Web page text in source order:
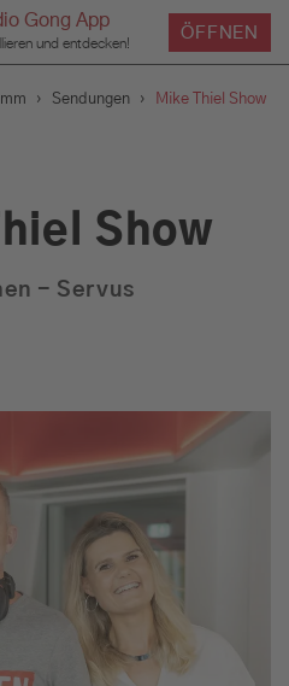
Gong App
und entdecken!
ÖFFNEN
SCHLIESSEN
› Sendungen › Mike Thiel Show
Show
- Servus